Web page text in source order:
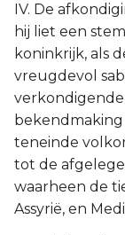
IV. De
hij liet een
koninkrijk, als
vreugdevol
verkondigende
teneinde
tot de
waarheen de
Assyrië, en